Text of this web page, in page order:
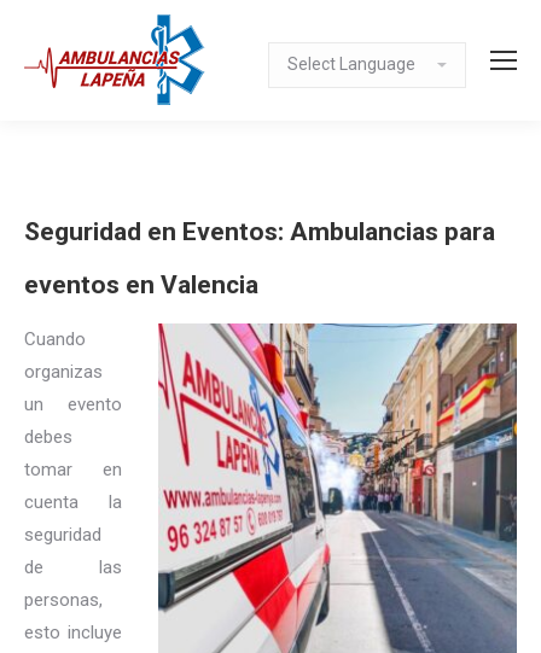
Seguridad en Eventos: Ambulancias para
eventos en Valencia
Cuando
organizas
un evento
debes
tomar en
cuenta la
seguridad
de las
personas,
esto incluye